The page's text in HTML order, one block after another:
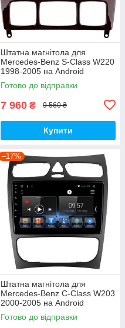
Штатна магнітола для
Mercedes-Benz S-Class W220
1998-2005 на Android
Готово до відправки
7 960 ₴ 9 560 ₴
Купити
–17%
Штатна магнітола для
Mercedes-Benz C-Class W203
2000-2005 на Android
Готово до відправки